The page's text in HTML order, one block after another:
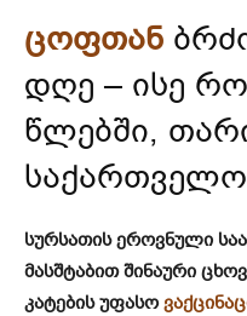
ცოფთან
დღე – ისე
წლებში,
სურსათის ეროვნული
მასშტაბით შინაური
კატების უფასო